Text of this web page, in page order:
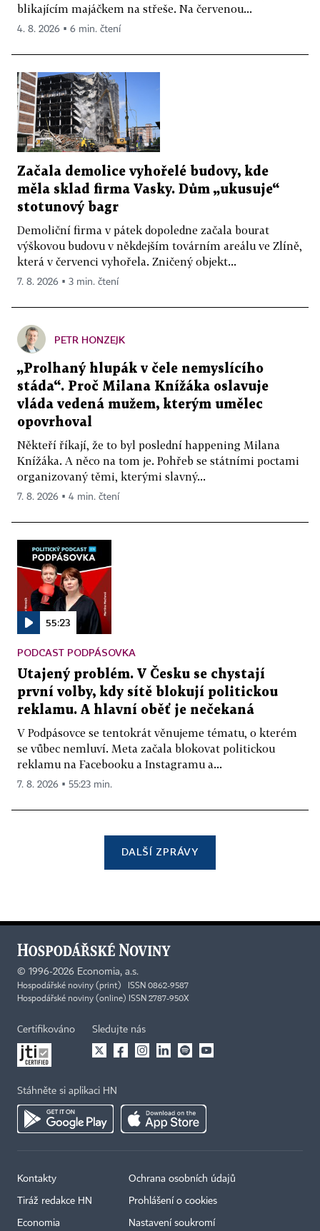
blikajícím majáčkem na střeše. Na červenou...
4. 8. 2026 ▪ 6 min. čtení
Začala demolice vyhořelé budovy, kde
měla sklad firma Vasky. Dům „ukusuje“
stotunový bagr
Demoliční firma v pátek dopoledne začala bourat
výškovou budovu v někdejším továrním areálu ve Zlíně,
která v červenci vyhořela. Zničený objekt...
7. 8. 2026 ▪ 3 min. čtení
PETR HONZEJK
„Prolhaný hlupák v čele nemyslícího
stáda“. Proč Milana Knížáka oslavuje
vláda vedená mužem, kterým umělec
opovrhoval
Někteří říkají, že to byl poslední happening Milana
Knížáka. A něco na tom je. Pohřeb se státními poctami
organizovaný těmi, kterými slavný...
7. 8. 2026 ▪ 4 min. čtení
55:23
PODCAST PODPÁSOVKA
Utajený problém. V Česku se chystají
první volby, kdy sítě blokují politickou
reklamu. A hlavní oběť je nečekaná
V Podpásovce se tentokrát věnujeme tématu, o kterém
se vůbec nemluví. Meta začala blokovat politickou
reklamu na Facebooku a Instagramu a...
7. 8. 2026 ▪ 55:23 min.
DALŠÍ ZPRÁVY
© 1996-2026 Economia, a.s.
Hospodářské noviny (print) ISSN 0862-9587
Hospodářské noviny (online) ISSN 2787-950X
Certifikováno Sledujte nás
Stáhněte si aplikaci HN
Kontakty
Tiráž redakce HN
Economia
Ochrana osobních údajů
Prohlášení o cookies
Nastavení soukromí